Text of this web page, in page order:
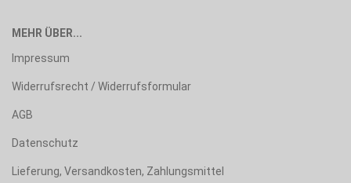
MEHR ÜBER...
Impressum
Widerrufsrecht / Widerrufsformular
AGB
Datenschutz
Lieferung, Versandkosten, Zahlungsmittel